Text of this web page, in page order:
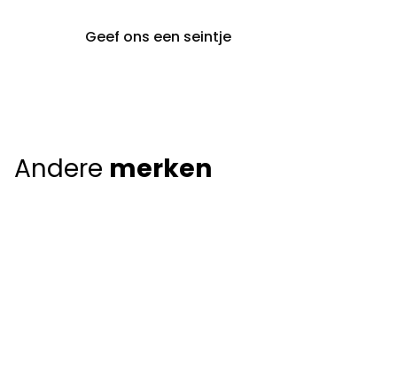
Geef ons een seintje
Andere merken